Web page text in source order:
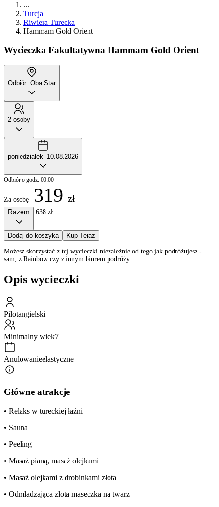
...
Turcja
Riwiera Turecka
Hammam Gold Orient
Wycieczka Fakultatywna Hammam Gold Orient
Odbiór: Oba Star
2 osoby
poniedziałek, 10.08.2026
Odbiór o godz. 00:00
Za osobę 319 zł
Razem 638 zł
Dodaj do koszyka Kup Teraz
Możesz skorzystać z tej wycieczki niezależnie od tego jak podróżujesz -
sam, z Rainbow czy z innym biurem podróży
Opis wycieczki
Pilotangielski
Minimalny wiek7
Anulowanieelastyczne
Główne atrakcje
• Relaks w tureckiej łaźni
• Sauna
• Peeling
• Masaż pianą, masaż olejkami
• Masaż olejkami z drobinkami złota
• Odmładzająca złota maseczka na twarz